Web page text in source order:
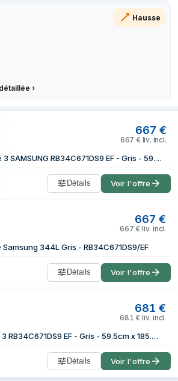
Hausse
›
prix de Samsung
667 €
667 € liv. incl.
Réfrigérateur combiné 3 SAMSUNG RB34C671DS9 EF - Gris - 59.5cm x 185.3cm x 65.8cm
Détails Voir l'offre
667 €
667 € liv. incl.
344L Gris - RB34C671DS9/EF
Détails Voir l'offre
681 €
681 € liv. incl.
Réfrigérateur combiné 3 RB34C671DS9 EF - Gris - 59.5cm x 185.3cm x 65.8cm
Détails Voir l'offre